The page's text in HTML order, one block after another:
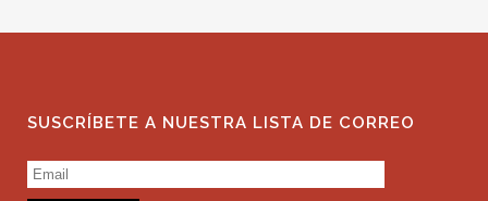
SUSCRÍBETE A NUESTRA LISTA DE CORREO